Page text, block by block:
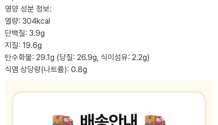
영양 성분 정보:
열량: 304kcal
단백질: 3.9g
지질: 19.6g
탄수화물: 29.1g (당질: 26.9g, 식이섬유: 2.2g)
식염 상당량(나트륨): 0.8g